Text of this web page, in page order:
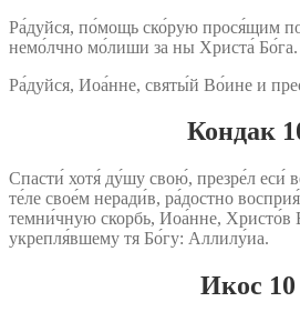
Ра́дуйся, по́мощь ско́рую прося́щим
немо́лчно мо́лиши за ны Христа́ Бо́га.
Ра́дуйся, Иоа́нне, святы́й Во́ине и
Кондак
Спасти́ хотя́ ду́шу свою́, презре́л еси́
те́ле свое́м неради́в, ра́достно
темни́чную скорбь, Иоа́нне, Христо́в
укрепля́вшему тя Бо́гу: Аллилу́иа.
Икос 10